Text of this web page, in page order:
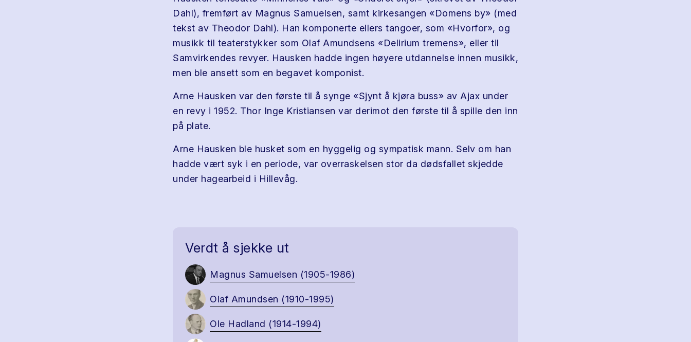
Dahl), fremført av Magnus Samuelsen, samt kirkesangen «Domens by» (med
tekst av Theodor Dahl). Han komponerte ellers tangoer, som «Hvorfor», og
musikk til teaterstykker som Olaf Amundsens «Delirium tremens», eller til
Samvirkendes revyer. Hausken hadde ingen høyere utdannelse innen musikk,
men ble ansett som en begavet komponist.
Arne Hausken var den første til å synge «Sjynt å kjøra buss» av Ajax under
en revy i 1952. Thor Inge Kristiansen var derimot den første til å spille den inn
på plate.
Arne Hausken ble husket som en hyggelig og sympatisk mann. Selv om han
hadde vært syk i en periode, var overraskelsen stor da dødsfallet skjedde
under hagearbeid i Hillevåg.
Verdt å sjekke ut
Magnus Samuelsen (1905-1986)
Olaf Amundsen (1910-1995)
Ole Hadland (1914-1994)